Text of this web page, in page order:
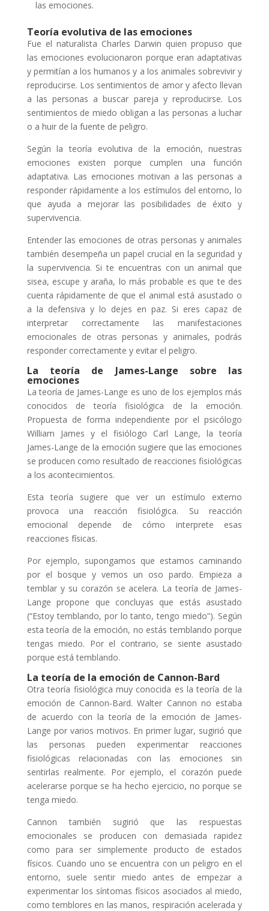
las emociones.
Teoría evolutiva de las emociones
Fue el naturalista Charles Darwin quien propuso que
las emociones evolucionaron porque eran adaptativas
y permitían a los humanos y a los animales sobrevivir y
reproducirse. Los sentimientos de amor y afecto llevan
a las personas a buscar pareja y reproducirse. Los
sentimientos de miedo obligan a las personas a luchar
o a huir de la fuente de peligro.
Según la teoría evolutiva de la emoción, nuestras
emociones existen porque cumplen una función
adaptativa. Las emociones motivan a las personas a
responder rápidamente a los estímulos del entorno, lo
que ayuda a mejorar las posibilidades de éxito y
supervivencia.
Entender las emociones de otras personas y animales
también desempeña un papel crucial en la seguridad y
la supervivencia. Si te encuentras con un animal que
sisea, escupe y araña, lo más probable es que te des
cuenta rápidamente de que el animal está asustado o
a la defensiva y lo dejes en paz. Si eres capaz de
interpretar correctamente las manifestaciones
emocionales de otras personas y animales, podrás
responder correctamente y evitar el peligro.
La teoría de James-Lange sobre las
emociones
La teoría de James-Lange es uno de los ejemplos más
conocidos de teoría fisiológica de la emoción.
Propuesta de forma independiente por el psicólogo
William James y el fisiólogo Carl Lange, la teoría
James-Lange de la emoción sugiere que las emociones
se producen como resultado de reacciones fisiológicas
a los acontecimientos.
Esta teoría sugiere que ver un estímulo externo
provoca una reacción fisiológica. Su reacción
emocional depende de cómo interprete esas
reacciones físicas.
Por ejemplo, supongamos que estamos caminando
por el bosque y vemos un oso pardo. Empieza a
temblar y su corazón se acelera. La teoría de James-
Lange propone que concluyas que estás asustado
(“Estoy temblando, por lo tanto, tengo miedo”). Según
esta teoría de la emoción, no estás temblando porque
tengas miedo. Por el contrario, se siente asustado
porque está temblando.
La teoría de la emoción de Cannon-Bard
Otra teoría fisiológica muy conocida es la teoría de la
emoción de Cannon-Bard. Walter Cannon no estaba
de acuerdo con la teoría de la emoción de James-
Lange por varios motivos. En primer lugar, sugirió que
las personas pueden experimentar reacciones
fisiológicas relacionadas con las emociones sin
sentirlas realmente. Por ejemplo, el corazón puede
acelerarse porque se ha hecho ejercicio, no porque se
tenga miedo.
Cannon también sugirió que las respuestas
emocionales se producen con demasiada rapidez
como para ser simplemente producto de estados
físicos. Cuando uno se encuentra con un peligro en el
entorno, suele sentir miedo antes de empezar a
experimentar los síntomas físicos asociados al miedo,
como temblores en las manos, respiración acelerada y